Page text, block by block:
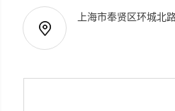
上海市奉贤区环城北